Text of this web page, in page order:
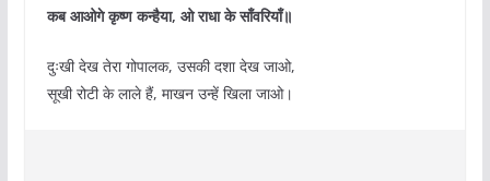
कब आओगे कृष्ण कन्हैया, ओ राधा के साँवरियाँ॥
दुःखी देख तेरा गोपालक, उसकी दशा देख जाओ,
सूखी रोटी के लाले हैं, माखन उन्हें खिला जाओ।